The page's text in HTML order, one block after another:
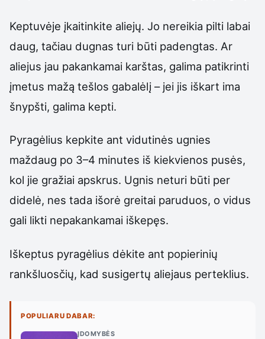
Keptuvėje įkaitinkite aliejų. Jo nereikia pilti labai
daug, tačiau dugnas turi būti padengtas. Ar
aliejus jau pakankamai karštas, galima patikrinti
įmetus mažą tešlos gabalėlį – jei jis iškart ima
šnypšti, galima kepti.
Pyragėlius kepkite ant vidutinės ugnies
maždaug po 3–4 minutes iš kiekvienos pusės,
kol jie gražiai apskrus. Ugnis neturi būti per
didelė, nes tada išorė greitai paruduos, o vidus
gali likti nepakankamai iškepęs.
Iškeptus pyragėlius dėkite ant popierinių
rankšluosčių, kad susigertų aliejaus perteklius.
POPULIARU DABAR:
ĮDOMYBĖS